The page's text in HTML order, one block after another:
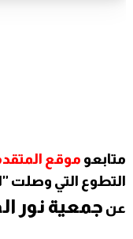
متابعو موقع
التطوع التي وصلت
عن جمعية نور